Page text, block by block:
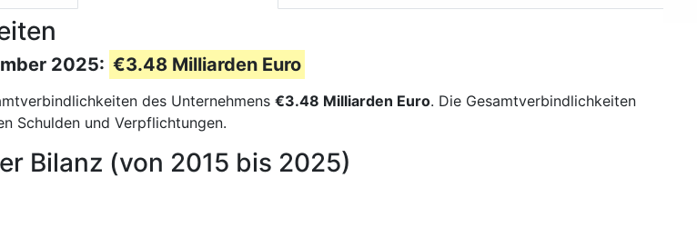
2025: €3.48 Milliarden Euro
des Unternehmens €3.48 Milliarden Euro. Die Gesamtverbindlichkeiten
Schulden und Verpflichtungen.
Bilanz (von 2015 bis 2025)